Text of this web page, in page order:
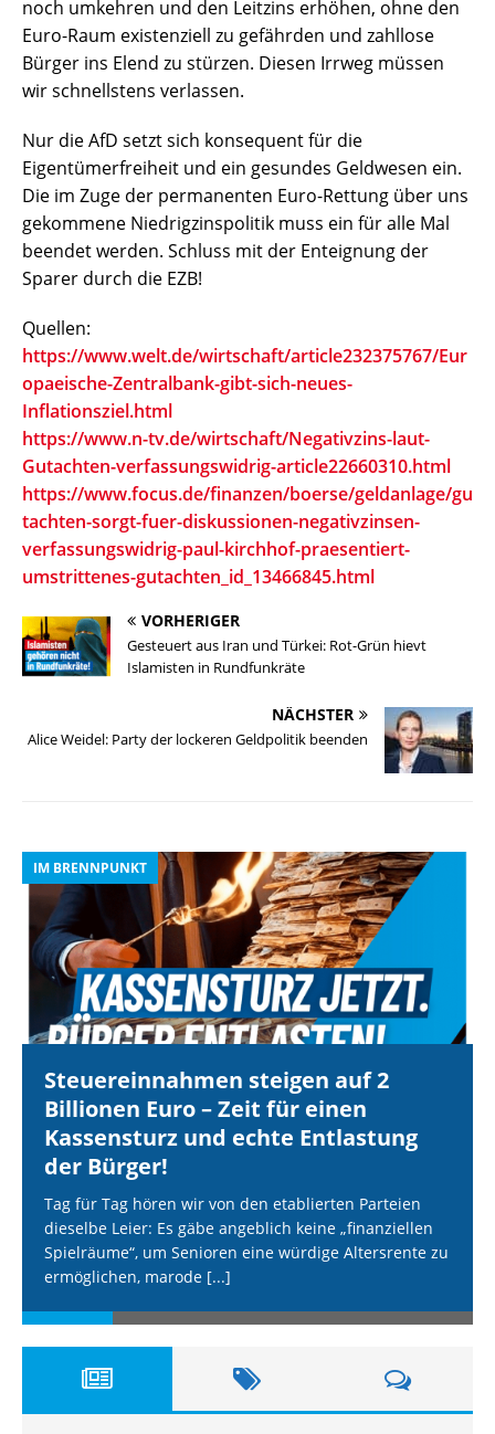
noch umkehren und den Leitzins erhöhen, ohne den
Euro-Raum existenziell zu gefährden und zahllose
Bürger ins Elend zu stürzen. Diesen Irrweg müssen
wir schnellstens verlassen.
Nur die AfD setzt sich konsequent für die
Eigentümerfreiheit und ein gesundes Geldwesen ein.
Die im Zuge der permanenten Euro-Rettung über uns
gekommene Niedrigzinspolitik muss ein für alle Mal
beendet werden. Schluss mit der Enteignung der
Sparer durch die EZB!
Quellen:
https://www.welt.de/wirtschaft/article232375767/Eur
opaeische-Zentralbank-gibt-sich-neues-
Inflationsziel.html
https://www.n-tv.de/wirtschaft/Negativzins-laut-
Gutachten-verfassungswidrig-article22660310.html
https://www.focus.de/finanzen/boerse/geldanlage/gu
tachten-sorgt-fuer-diskussionen-negativzinsen-
verfassungswidrig-paul-kirchhof-praesentiert-
umstrittenes-gutachten_id_13466845.html
VORHERIGER
Gesteuert aus Iran und Türkei: Rot-Grün hievt
Islamisten in Rundfunkräte
NÄCHSTER
Alice Weidel: Party der lockeren Geldpolitik beenden
IM BRENNPUNKT
Steuereinnahmen steigen auf 2
Billionen Euro – Zeit für einen
Kassensturz und echte Entlastung
der Bürger!
Tag für Tag hören wir von den etablierten Parteien
dieselbe Leier: Es gäbe angeblich keine „finanziellen
Spielräume“, um Senioren eine würdige Altersrente zu
ermöglichen, marode [...]